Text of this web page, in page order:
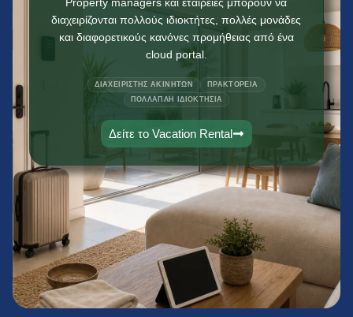
διαχειρίζονται πολλούς ιδιοκτήτες, πολλές μονάδες
και διαφορετικούς κανόνες προμήθειας από ένα
cloud portal.
ΔΙΑΧΕΙΡΙΣΤΉΣ ΑΚΙΝΉΤΩΝ
ΠΡΑΚΤΟΡΕΊΑ
ΠΟΛΛΑΠΛΉ ΙΔΙΟΚΤΗΣΊΑ
Δείτε το Vacation Rental